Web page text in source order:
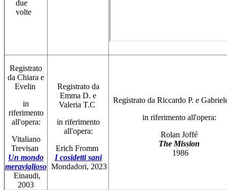
Registrato
da Chiara e
Evelin
in
riferimento
all'opera:
Vitaliano
Trevisan
Un mondo
meraviglioso
Einaudi,
2003
Registrato da
Emma D. e
Valeria T.C
in riferimento
all'opera:
Erich Fromm
I cosidetti sani
Mondadori, 2023
Registrato da Riccardo P. e
in riferimento all'opera:
Rolan Joffé
The Mission
1986